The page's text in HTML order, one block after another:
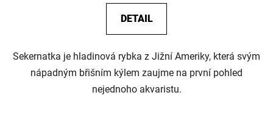
DETAIL
Sekernatka je hladinová rybka z Jižní Ameriky, která svým
nápadným břišním kýlem zaujme na první pohled
nejednoho akvaristu.